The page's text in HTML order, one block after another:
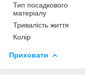
Тип посадкового
матеріалу
Тривалість життя
Колір
Приховати